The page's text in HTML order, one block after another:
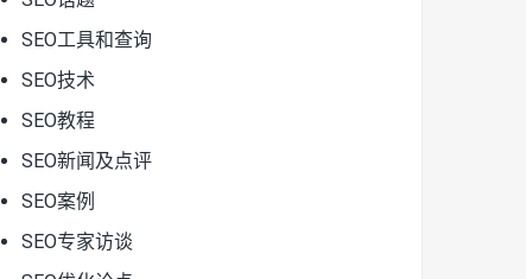
SEO工具和查询
SEO技术
SEO教程
SEO新闻及点评
SEO案例
SEO专家访谈